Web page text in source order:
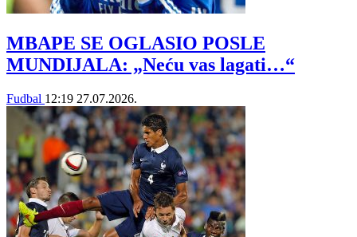
MBAPE SE OGLASIO POSLE
MUNDIJALA: „Neću vas lagati…“
Fudbal 12:19 27.07.2026.